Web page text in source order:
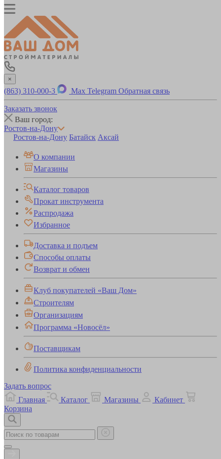
×
(863) 310-000-3 Max Telegram Обратная связь
Заказать звонок
Ваш город:
Ростов-на-Дону
Ростов-на-Дону Батайск Аксай
О компании
Магазины
Каталог товаров
Прокат инструмента
Распродажа
Избранное
Доставка и подъем
Способы оплаты
Возврат и обмен
Клуб покупателей «Ваш Дом»
Строителям
Организациям
Программа «Новосёл»
Поставщикам
Политика конфиденциальности
Задать вопрос
Главная
Каталог Магазины
Кабинет
Корзина